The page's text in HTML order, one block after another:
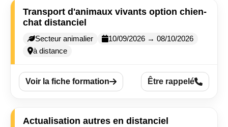
Transport d'animaux vivants option chien-
chat distanciel
Secteur animalier
10/09/2026 → 08/10/2026
à distance
Voir la fiche formation Être rappelé
Actualisation autres en distanciel